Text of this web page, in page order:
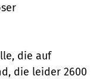
die auf
die leider 2600